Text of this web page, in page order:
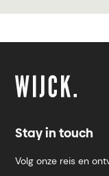
Stay in touch
Volg onze reis en